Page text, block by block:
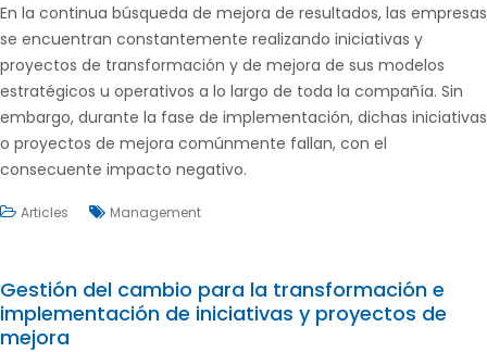
En la continua búsqueda de mejora de resultados, las empresas
se encuentran constantemente realizando iniciativas y
proyectos de transformación y de mejora de sus modelos
estratégicos u operativos a lo largo de toda la compañía. Sin
embargo, durante la fase de implementación, dichas iniciativas
o proyectos de mejora comúnmente fallan, con el
consecuente impacto negativo.
Articles Management
Gestión del cambio para la transformación e
implementación de iniciativas y proyectos de
mejora